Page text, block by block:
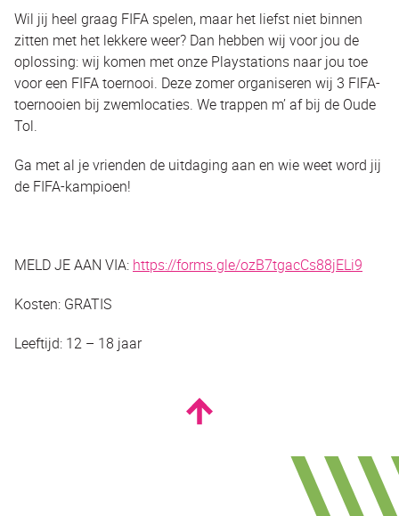
Wil jij heel graag FIFA spelen, maar het liefst niet binnen
zitten met het lekkere weer? Dan hebben wij voor jou de
oplossing: wij komen met onze Playstations naar jou toe
voor een FIFA toernooi. Deze zomer organiseren wij 3 FIFA-
toernooien bij zwemlocaties. We trappen m’ af bij de Oude
Tol.
Ga met al je vrienden de uitdaging aan en wie weet word jij
de FIFA-kampioen!
MELD JE AAN VIA: https://forms.gle/ozB7tgacCs88jELi9
Kosten: GRATIS
Leeftijd: 12 – 18 jaar